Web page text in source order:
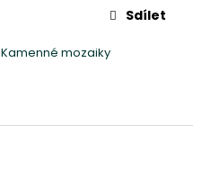
Kamenné mozaiky
Sdílet